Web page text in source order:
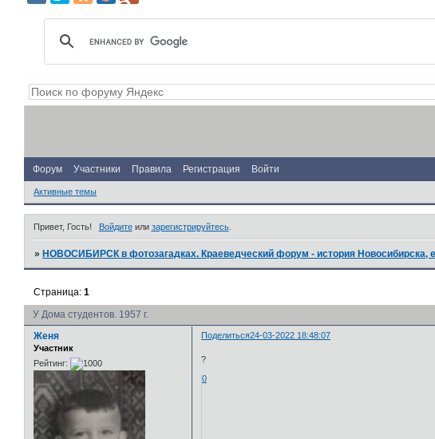
Форум Участники Правила Регистрация Войти
Активные темы
Привет, Гость! Войдитеили зарегистрируйтесь.
»НОВОСИБИРСК в фотозагадках. Краеведческий форум - история Новосибирска,
У Дома студентов. 1957 г.
Страница:1
Поделиться24-03-2022 18:48:07
Женя
Участник
Рейтинг:
?
0